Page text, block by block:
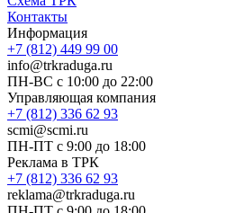
Контакты
Информация
+7 (812) 449 99 00
info@trkraduga.ru
ПН-ВС с 10:00 до 22:00
Управляющая компания
+7 (812) 336 62 93
scmi@scmi.ru
ПН-ПТ с 9:00 до 18:00
Реклама в ТРК
+7 (812) 336 62 93
reklama@trkraduga.ru